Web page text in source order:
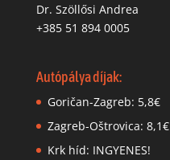
Dr. Szöllősi Andrea
+385 51 894 0005
Autópálya díjak:
Goričan-Zagreb: 5,8€
Zagreb-Oštrovica: 8,1€
Krk híd: INGYENES!